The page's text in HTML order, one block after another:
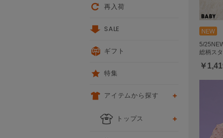
5/
総柄ス
￥
再入荷
SALE
ギフト
特集
アイテムから探す
トップス